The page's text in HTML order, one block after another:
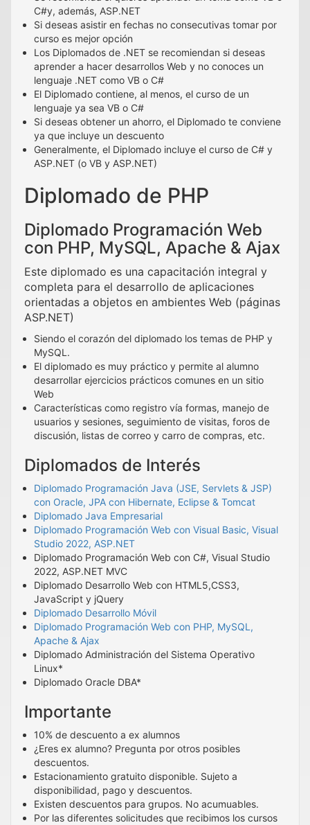
C#y, además, ASP.NET
Si deseas asistir en fechas no consecutivas tomar por
curso es mejor opción
Los Diplomados de .NET se recomiendan si deseas
aprender a hacer desarrollos Web y no conoces un
lenguaje .NET como VB o C#
El Diplomado contiene, al menos, el curso de un
lenguaje ya sea VB o C#
Si deseas obtener un ahorro, el Diplomado te conviene
ya que incluye un descuento
Generalmente, el Diplomado incluye el curso de C# y
ASP.NET (o VB y ASP.NET)
Diplomado de PHP
Diplomado Programación Web
con PHP, MySQL, Apache & Ajax
Este diplomado es una capacitación integral y
completa para el desarrollo de aplicaciones
orientadas a objetos en ambientes Web (páginas
ASP.NET)
Siendo el corazón del diplomado los temas de PHP y
MySQL.
El diplomado es muy práctico y permite al alumno
desarrollar ejercicios prácticos comunes en un sitio
Web
Características como registro vía formas, manejo de
usuarios y sesiones, seguimiento de visitas, foros de
discusión, listas de correo y carro de compras, etc.
Diplomados de Interés
Diplomado Programación Java (JSE, Servlets & JSP)
con Oracle, JPA con Hibernate, Eclipse & Tomcat
Diplomado Java Empresarial
Diplomado Programación Web con Visual Basic, Visual
Studio 2022, ASP.NET
Diplomado Programación Web con C#, Visual Studio
2022, ASP.NET MVC
Diplomado Desarrollo Web con HTML5,CSS3,
JavaScript y jQuery
Diplomado Desarrollo Móvil
Diplomado Programación Web con PHP, MySQL,
Apache & Ajax
Diplomado Administración del Sistema Operativo
Linux*
Diplomado Oracle DBA*
Importante
10% de descuento a ex alumnos
¿Eres ex alumno? Pregunta por otros posibles
descuentos.
Estacionamiento gratuito disponible. Sujeto a
disponibilidad, pago y descuentos.
Existen descuentos para grupos. No acumuables.
Por las diferentes solicitudes que recibimos los cursos